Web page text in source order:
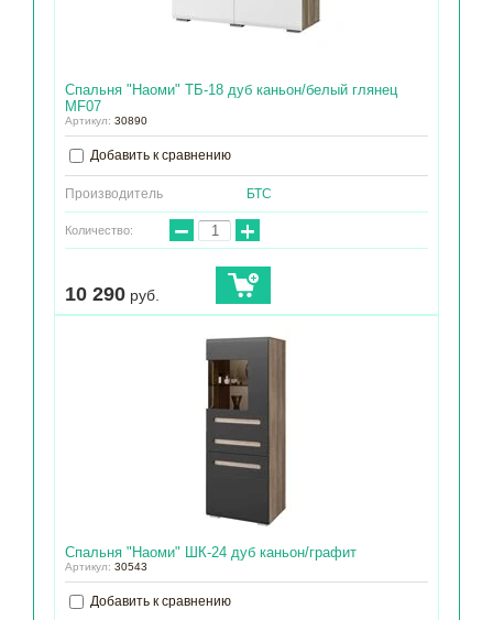
Спальня "Наоми" ТБ-18 дуб каньон/белый глянец
МF07
Артикул: 30890
Добавить к сравнению
Производитель БТС
Количество: − +
10 290 руб.
Спальня "Наоми" ШК-24 дуб каньон/графит
Артикул: 30543
Добавить к сравнению